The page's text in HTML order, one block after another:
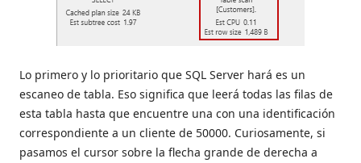
Lo primero y lo prioritario que SQL Server hará es un
escaneo de tabla. Eso significa que leerá todas las filas de
esta tabla hasta que encuentre una con una identificación
correspondiente a un cliente de 50000. Curiosamente, si
pasamos el cursor sobre la flecha grande de derecha a